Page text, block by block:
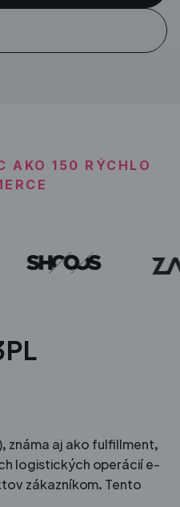
AKO 150 RÝCHLO
známa aj ako fulfillment,
logistických operácií e-
zákazníkom. Tento